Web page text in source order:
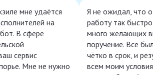
мне удаётся
на
В сфере
сервис
Мне не нужно
Я не ожидал, что
работу так
много желающих
поручение. Всё
чётко в срок, и
всем моим